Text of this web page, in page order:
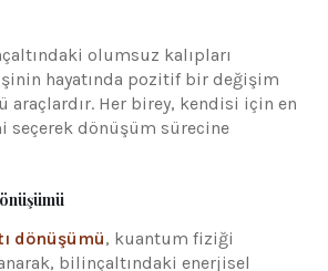
olumsuz kalıpları
hayatında pozitif bir değişim
araçlardır. Her birey, kendisi için en
seçerek dönüşüm sürecine
dönüşümü, kuantum fiziği
bilinçaltındaki enerjisel